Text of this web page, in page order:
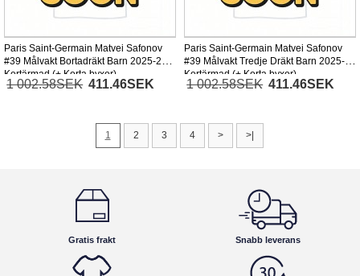
Paris Saint-Germain Matvei Safonov
#39 Målvakt Bortadräkt Barn 2025-26
Kortärmad (+ Korta byxor)
1 002.58SEK 411.46SEK
Paris Saint-Germain Matvei Safonov
#39 Målvakt Tredje Dräkt Barn 2025-26
Kortärmad (+ Korta byxor)
1 002.58SEK 411.46SEK
1 2 3 4 > >|
Gratis frakt Snabb leverans